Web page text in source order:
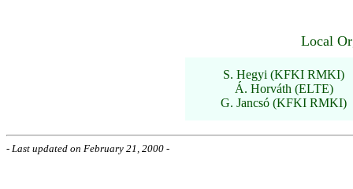
Local
S. Hegyi (KFKI RMKI)
Á. Horváth (ELTE)
G. Jancsó (KFKI RMKI)
- Last updated on February 21, 2000 -